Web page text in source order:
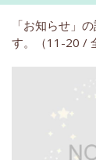
「お知らせ」
す。（11-20 /